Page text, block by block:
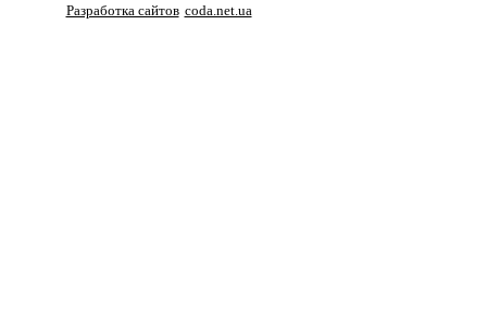
Разработка сайтов coda.net.ua